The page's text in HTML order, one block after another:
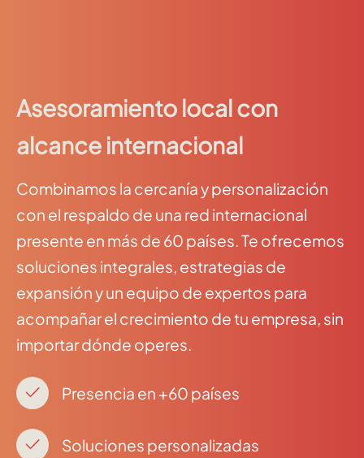
Asesoramiento local con
alcance internacional
Combinamos la cercanía y personalización
con el respaldo de una red internacional
presente en más de 60 países. Te ofrecemos
soluciones integrales, estrategias de
expansión y un equipo de expertos para
acompañar el crecimiento de tu empresa, sin
importar dónde operes.
Presencia en +60 países
Soluciones personalizadas